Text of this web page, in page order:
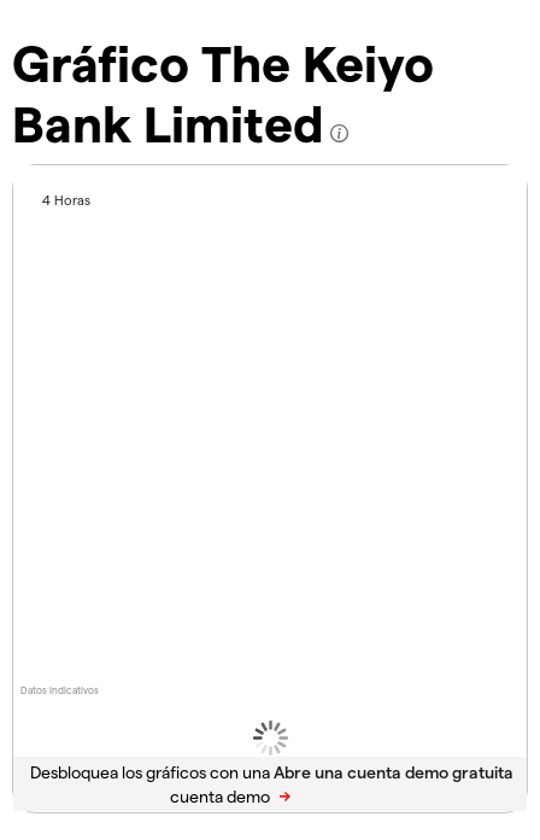
Gráfico The Keiyo
Bank Limited
Datos indicativos
4 Horas
Desbloquea los gráficos con una
cuenta demo